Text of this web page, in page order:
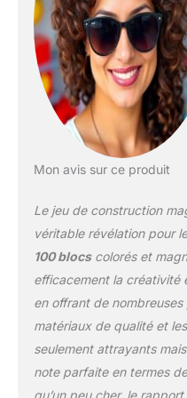
Mon avis sur ce produit
Le jeu de construction
véritable révélation pour
100 blocscolorés et
efficacement la créativité
en offrant de
matériaux de qualité et
seulement attrayants
note parfaite en termes
qu’un peu cher, le